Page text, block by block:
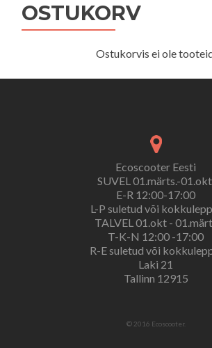
OSTUKORV
Ostukorvis ei ole
Ecoscooter Eesti
SUVEL 01.märts.-
E-R 12:00-17:00
L-P suletud või
TALVEL 01.okt -
T-K-N 12:00 -17:00
R-E suletud või
Laki 21
Tallinn 12915
© 2016 Ecoscooter.